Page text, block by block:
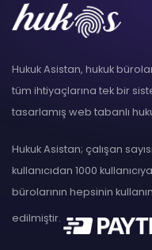
Hukuk Asistan, hukuk
tüm ihtiyaçlarına tek bir
tasarlamış web tabanlı
Hukuk Asistan; çalışan
kullanıcıdan 1000
bürolarının hepsinin
edilmiştir.